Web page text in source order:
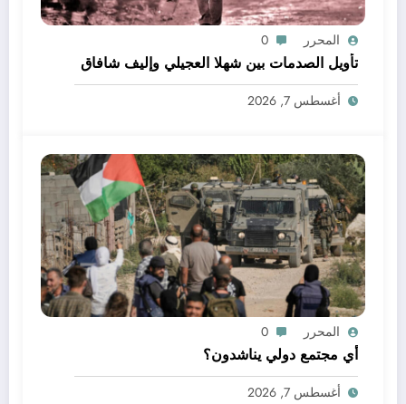
المحرر 0
تأويل الصدمات بين شهلا العجيلي وإليف شافاق
أغسطس 7, 2026
المحرر 0
أي مجتمع دولي يناشدون؟
أغسطس 7, 2026